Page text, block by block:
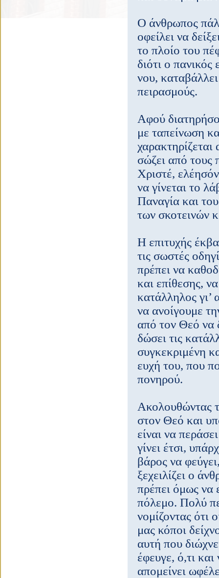
Ο άνθρωπος
οφείλει να
το πλοίο του
διότι ο
νου, καταβάλλει
πειρασμούς.
Αφού
με ταπείνωση
σώζει από τους
Χριστέ,
να γίνεται το
Παναγία και
των σκοτεινών
Η επιτυχής
τις σωστές
πρέπει να
και επίθεσης,
κατάλληλος γι’
να ανοίγουμε
από τον Θεό να
δώσει τις
συγκεκριμένη
ευχή του, που
πονηρού.
Ακολουθώντας
στον Θεό και
είναι να
γίνει έτσι,
βάρος να
ξεχειλίζει ο
πρέπει όμως να
πόλεμο. Πολύ
νομίζοντας ότι
μας κόποι
αυτή που
έφευγε, ό,τι
απομείνει